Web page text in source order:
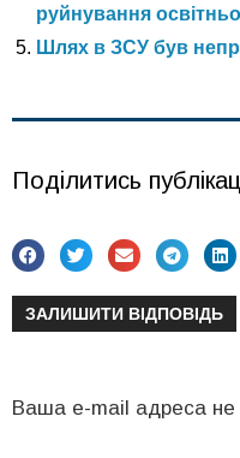
руйнування
Шлях в ЗСУ був
Поділитись
ЗАЛИШИТИ ВІДПОВІДЬ
Ваша e-mail адреса